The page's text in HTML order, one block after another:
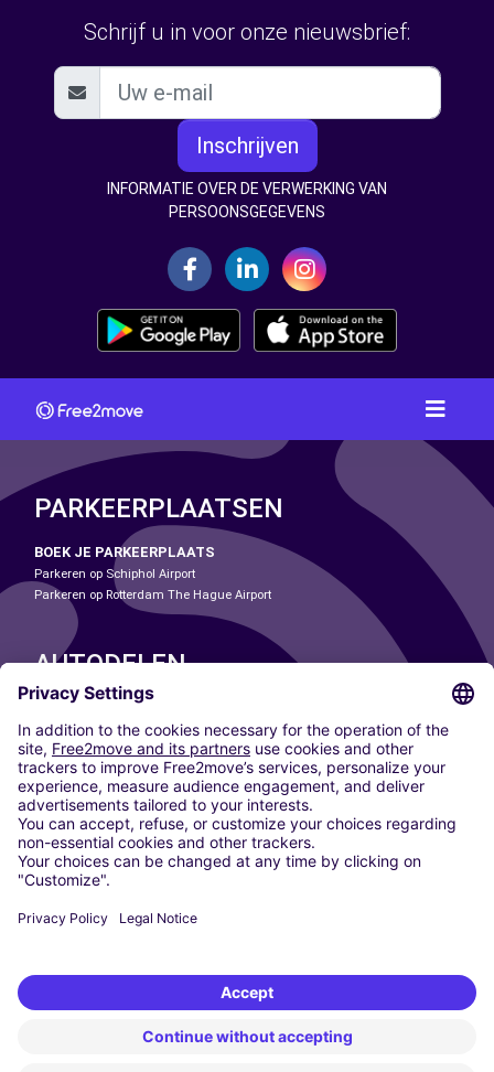
Schrijf u in voor onze nieuwsbrief:
Inschrijven
INFORMATIE OVER DE VERWERKING VAN
PERSOONSGEGEVENS
PARKEERPLAATSEN
BOEK JE PARKEERPLAATS
Parkeren op Schiphol Airport
Parkeren op Rotterdam The Hague Airport
AUTODELEN
ONZE STEDEN
Paris
Madrid
Washington DC
Milaan
Rome
Turijn
Wenen
Berlijn
Düsseldorf